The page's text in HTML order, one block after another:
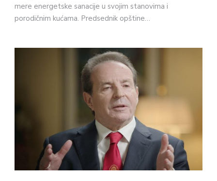
mere energetske sanacije u svojim stanovima i
porodičnim kućama. Predsednik opštine…